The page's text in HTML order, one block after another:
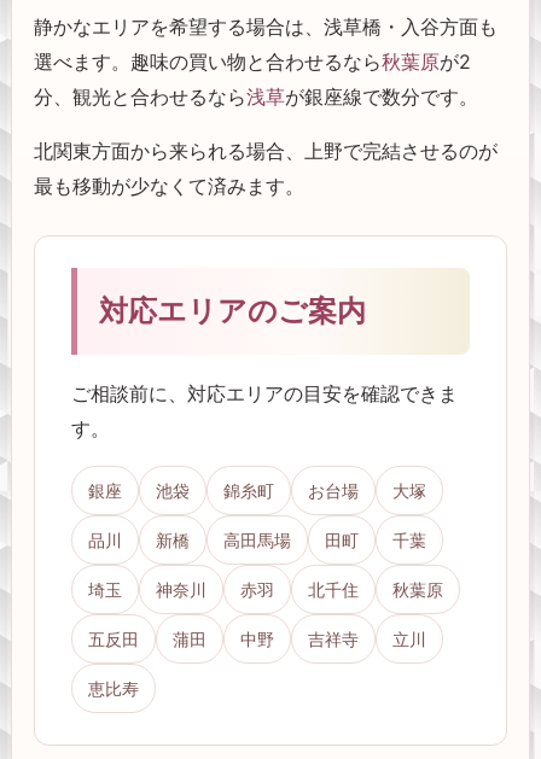
静かなエリアを希望する場合は、浅草橋・入谷方面も
選べます。趣味の買い物と合わせるなら秋葉原が2
分、観光と合わせるなら浅草が銀座線で数分です。
北関東方面から来られる場合、上野で完結させるのが
最も移動が少なくて済みます。
対応エリアのご案内
ご相談前に、対応エリアの目安を確認できま
す。
銀座 池袋 錦糸町 お台場 大塚
品川 新橋 高田馬場 田町 千葉
埼玉 神奈川 赤羽 北千住 秋葉原
五反田 蒲田 中野 吉祥寺 立川
恵比寿